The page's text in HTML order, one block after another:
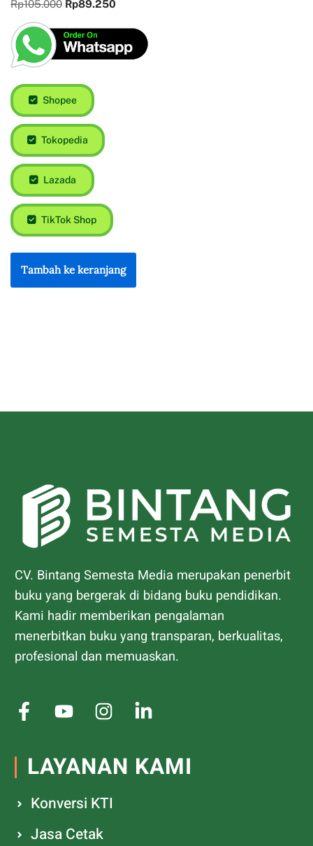
Rp105.000 Rp89.250
Shopee
Tokopedia
Lazada
TikTok Shop
Tambah ke keranjang
CV. Bintang Semesta Media merupakan penerbit
buku yang bergerak di bidang buku pendidikan.
Kami hadir memberikan pengalaman
menerbitkan buku yang transparan, berkualitas,
profesional dan memuaskan.
LAYANAN KAMI
Konversi KTI
Jasa Cetak